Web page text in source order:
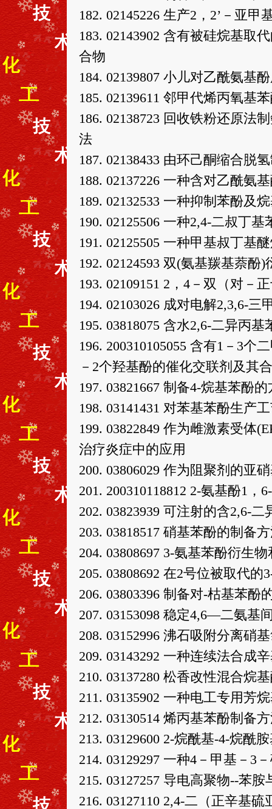
182. 02145226 生产2，2’－亚
183. 02143902 含有被硅烷基取
合物
184. 02139807 小儿对乙酰氨基
185. 02139611 邻甲代烯丙氧基
186. 02138723 回收铁粉还原法
法
187. 02138433 由环己酮缩合脱
188. 02137226 一种含对乙酰氨
189. 02132533 一种抑制苯酚及
190. 02125506 一种2,4-二叔丁
191. 02125505 一种甲基叔丁基
192. 02124593 双(氨基羰基萘酚)
193. 02109151 2，4－双（对－
194. 02103026 成对电解2,3,6-
195. 03818075 含水2,6-二异丙
196. 200310105055 含有1－3个
－2个羟基酚的催化交联剂及其
197. 03821667 制备4-烷基苯酚的
198. 03141431 对苯基苯酚生产
199. 03822849 作为雌激素受体
治疗炎症中的应用
200. 03806029 作为阻聚剂的亚
201. 200310118812 2-氨基酚1
202. 03823939 可注射的含2,6-
203. 03818517 硝基苯酚的制备
204. 03808697 3-氨基苯酚衍生
205. 03808692 在2号位被取代
206. 03803396 制备对-枯基苯酚
207. 03153098 稳定4,6—二氨基
208. 03152996 沸石吸附分离硝
209. 03143292 一种连续法合成
210. 03137280 松香改性混合烷
211. 03135902 一种电工专用芳
212. 03130514 烯丙基苯酚制备
213. 03129600 2-烷酰基-4-烷酰
214. 03129297 一种4－甲基－3
215. 03127257 导电高聚物--苯
216. 03127110 2,4-二（正辛基